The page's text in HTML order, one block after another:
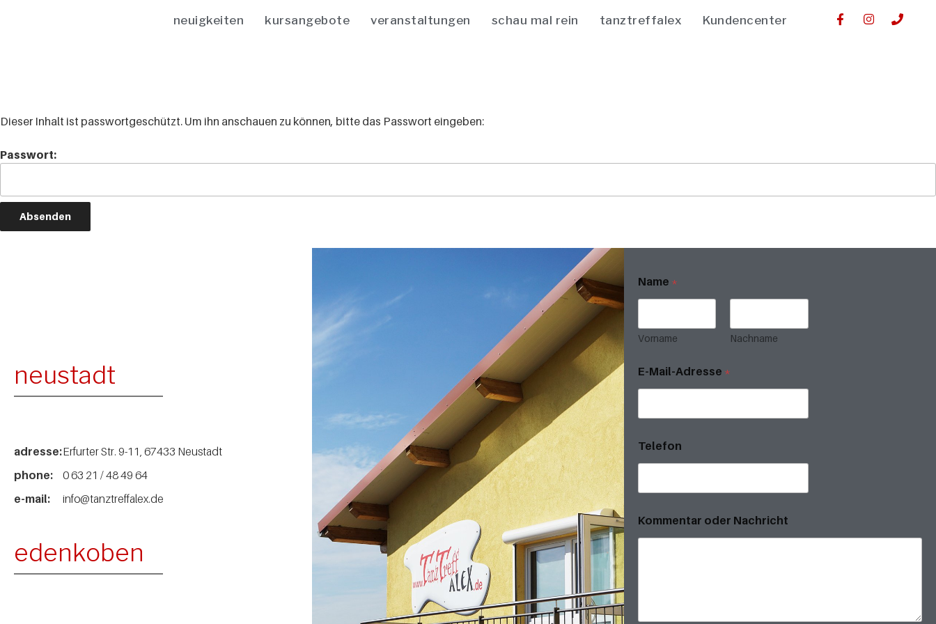
neuigkeiten kursangebote veranstaltungen schau mal rein tanztreffalex Kundencenter
Dieser Inhalt ist passwortgeschützt. Um ihn anschauen zu können, bitte das Passwort eingeben:
Passwort:
neustadt
adresse:Erfurter Str. 9-11, 67433 Neustadt
phone:
0 63 21 / 48 49 64
e-mail:
info@tanztreffalex.de
edenkoben
Name *
Vorname Nachname
E-Mail-Adresse *
Telefon
Kommentar oder Nachricht